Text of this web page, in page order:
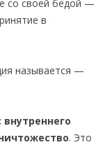
со своей бедой —
в
называется —
. Это